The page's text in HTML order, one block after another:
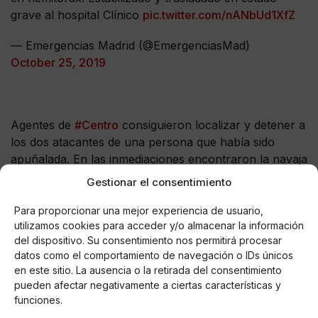
Gestionar el consentimiento
Para proporcionar una mejor experiencia de usuario,
utilizamos cookies para acceder y/o almacenar la información
del dispositivo. Su consentimiento nos permitirá procesar
datos como el comportamiento de navegación o IDs únicos
en este sitio. La ausencia o la retirada del consentimiento
pueden afectar negativamente a ciertas características y
funciones.
grave al hospital Clínico pic.twitter.com/nANbUd1XfZ
— Emergencias Madrid (@EmergenciasMad)
October 25, 2019
Agentes de #Centro consiguieron localizar y detener a
los dos atacantes de una persona que había sido
apuñalada. En las inmediaciones encontraron la navaja
ensangrentada con la que habían cometido la
https://t.co/0jEbD6FpED
— Policía Municipal de Madrid (@policiademadrid)
October 25, 2019